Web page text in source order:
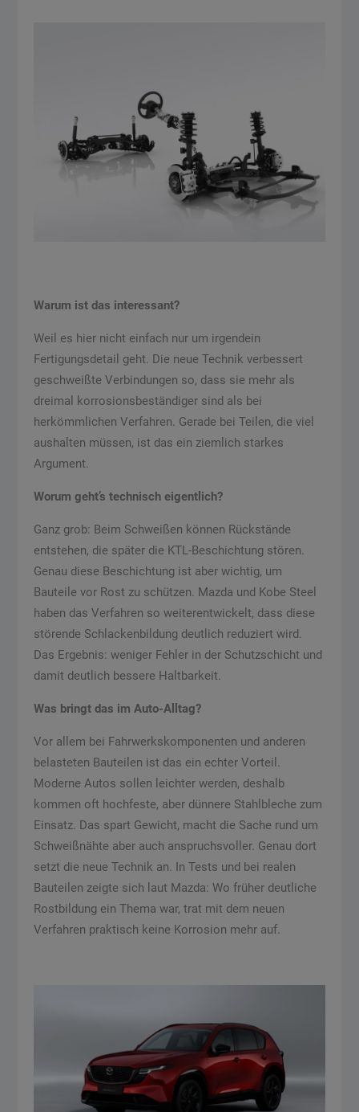
Warum ist das interessant?
Weil es hier nicht einfach nur um irgendein
Fertigungsdetail geht. Die neue Technik verbessert
geschweißte Verbindungen so, dass sie mehr als
dreimal korrosionsbeständiger sind als bei
herkömmlichen Verfahren. Gerade bei Teilen, die viel
aushalten müssen, ist das ein ziemlich starkes
Argument.
Worum geht’s technisch eigentlich?
Ganz grob: Beim Schweißen können Rückstände
entstehen, die später die KTL-Beschichtung stören.
Genau diese Beschichtung ist aber wichtig, um
Bauteile vor Rost zu schützen. Mazda und Kobe Steel
haben das Verfahren so weiterentwickelt, dass diese
störende Schlackenbildung deutlich reduziert wird.
Das Ergebnis: weniger Fehler in der Schutzschicht und
damit deutlich bessere Haltbarkeit.
Was bringt das im Auto-Alltag?
Vor allem bei Fahrwerkskomponenten und anderen
belasteten Bauteilen ist das ein echter Vorteil.
Moderne Autos sollen leichter werden, deshalb
kommen oft hochfeste, aber dünnere Stahlbleche zum
Einsatz. Das spart Gewicht, macht die Sache rund um
Schweißnähte aber auch anspruchsvoller. Genau dort
setzt die neue Technik an. In Tests und bei realen
Bauteilen zeigte sich laut Mazda: Wo früher deutliche
Rostbildung ein Thema war, trat mit dem neuen
Verfahren praktisch keine Korrosion mehr auf.